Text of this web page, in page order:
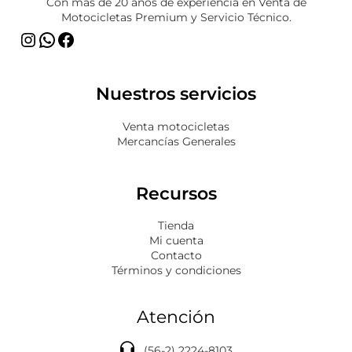
Motocicletas Premium y Servicio Técnico.
Nuestros servicios
Venta motocicletas
Mercancías Generales
Recursos
Tienda
Mi cuenta
Contacto
Términos y condiciones
Atención